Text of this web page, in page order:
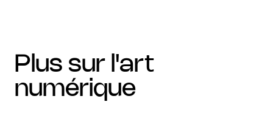
plus sur l'art
numérique